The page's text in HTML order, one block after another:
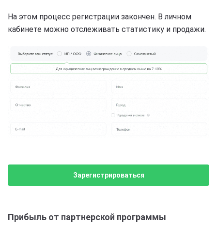
На этом процесс регистрации закончен. В личном
кабинете можно отслеживать статистику и продажи.
Зарегистрироваться
Прибыль от партнерской программы